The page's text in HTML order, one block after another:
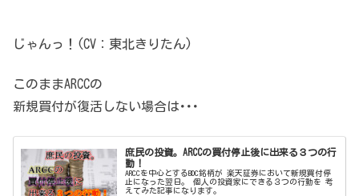
じゃんっ！(CV：東北きりたん)
このままARCCの
新規買付が復活しない場合は･･･
庶民の投資。ARCCの買付停止後に出来る３つの行
動！
ARCCを中心とするBDC銘柄が 楽天証券において新規買付停
止になった翌日。 個人の投資家にできる３つの行動を 考
えてみた記事になります。